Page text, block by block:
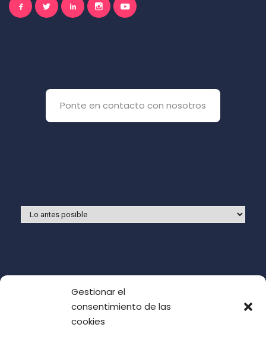
Gestionar el
consentimiento de las
cookies
Ponte en contacto con nosotros